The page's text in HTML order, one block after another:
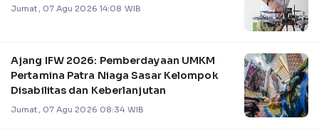
Jumat, 07 Agu 2026 14:08 WIB
Ajang IFW 2026: Pemberdayaan UMKM
Pertamina Patra Niaga Sasar Kelompok
Disabilitas dan Keberlanjutan
Jumat, 07 Agu 2026 08:34 WIB